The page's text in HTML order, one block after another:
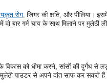
रोग, जिगर की क्षति, और पीलिया।
बार गर्म चाय के साथ मिलाने पर मुलेठी
के विकास को धीमा करने, सांसों की दुर्गंध
पाउडर से अपने दांत साफ कर सकते